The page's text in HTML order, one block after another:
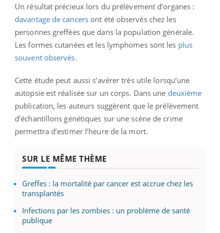
Un résultat précieux lors du prélèvement d’organes :
davantage de cancers ont été observés chez les
personnes greffées que dans la population générale.
Les formes cutanées et les lymphomes sont les plus
souvent observés.
Cette étude peut aussi s’avérer très utile lorsqu’une
autopsie est réalisée sur un corps. Dans une deuxième
publication, les auteurs suggèrent que le prélèvement
d’échantillons génétiques sur une scène de crime
permettra d’estimer l’heure de la mort.
SUR LE MÊME THÈME
Greffes : la mortalité par cancer est accrue chez les
transplantés
Infections par les zombies : un problème de santé
publique